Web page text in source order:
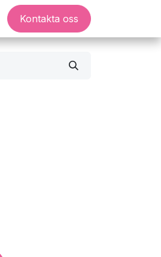
Kontakta oss